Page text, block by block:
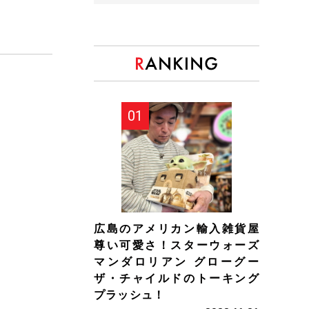
広島のアメリカン輸入雑貨屋
尊い可愛さ！スターウォーズ
マンダロリアン グローグー
ザ・チャイルドのトーキング
プラッシュ！